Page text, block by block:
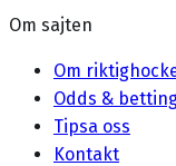
Om sajten
Om
Odds &
Tipsa oss
Kontakt